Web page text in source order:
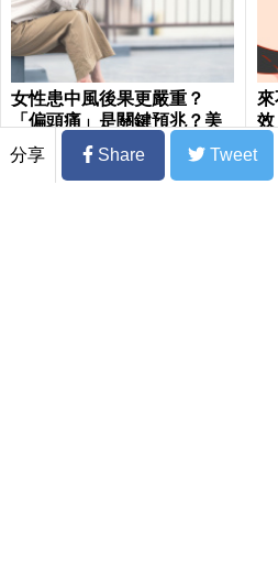
女性患中風後果更嚴重？
「偏頭痛」是關鍵預兆？美
CDC：「5件事」別再做
效
鬆
分享 Share Tweet